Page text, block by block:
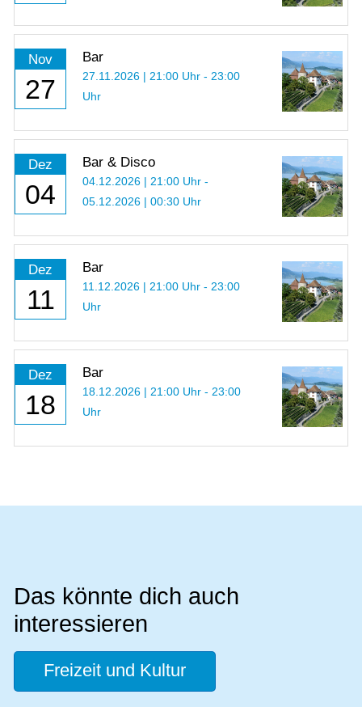
Nov
27
Bar
27.11.2026 | 21:00 Uhr - 23:00
Uhr
Dez
04
Bar & Disco
04.12.2026 | 21:00 Uhr -
05.12.2026 | 00:30 Uhr
Dez
11
Bar
11.12.2026 | 21:00 Uhr - 23:00
Uhr
Dez
18
Bar
18.12.2026 | 21:00 Uhr - 23:00
Uhr
Das könnte dich auch
interessieren
Freizeit und Kultur